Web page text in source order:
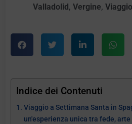
Valladolid,Vergine,Viaggio
Indice dei Contenuti
Viaggio a Settimana Santa in
un'esperienza unica tra fede,